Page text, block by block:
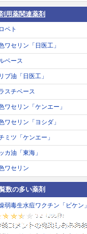
用薬関連薬剤
ペト
ワセリン「日医工」
ベース
ブ油「日医工」
スチベース
ワセリン「ケンエー」
ワセリン「ヨシダ」
ミツ「ケンエー」
カ油「東海」
ワセリン
数の多い薬剤
弱毒生水痘ワクチン「ビケン」